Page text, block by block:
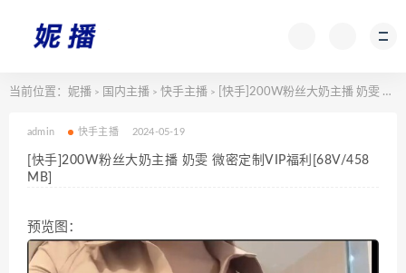
当前位置： 妮播 > 国内主播 > 快手主播 > [快手]200W粉丝大奶主播 奶雯 微密定制VIP福利[68V/458MB]
admin 快手主播 2024-05-19
[快手]200W粉丝大奶主播 奶雯 微密定制VIP福利[68V/458
MB]
预览图：